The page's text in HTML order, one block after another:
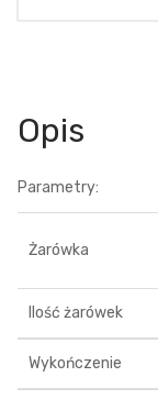
Opis
Parametry:
Żarówka
Ilość żarówek
Wykończenie